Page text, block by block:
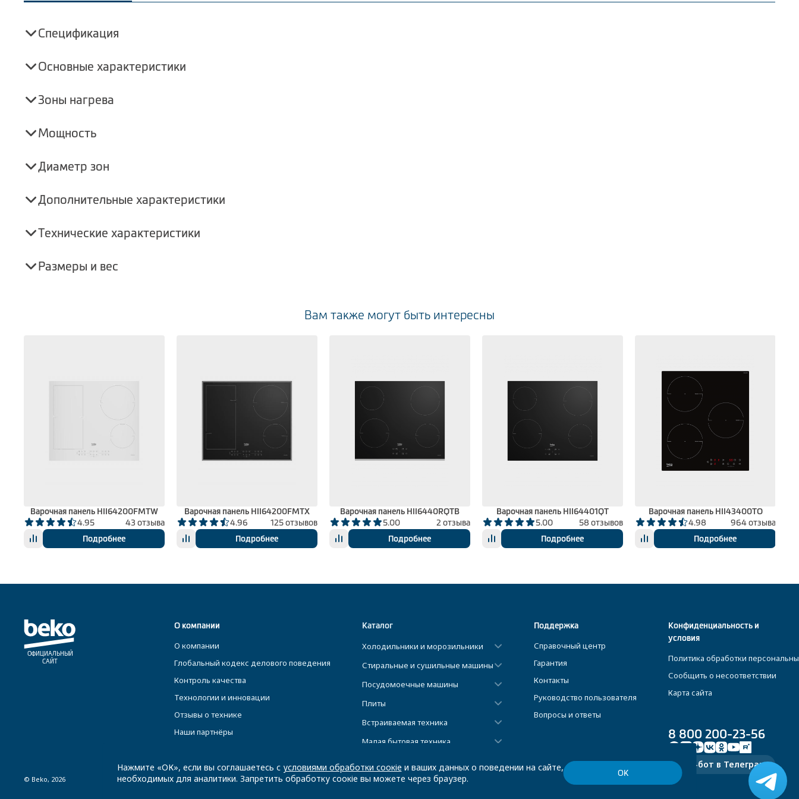
Спецификация
Основные характеристики
Зоны нагрева
Мощность
Диаметр зон
Дополнительные характеристики
Технические характеристики
Размеры и вес
Вам также могут быть интересны
Варочная панель HII64200FMTW
4.95
43 отзыва
Подробнее
Варочная панель HII64200FMTX
4.96
125 отзывов
Подробнее
Варочная панель HII6440RQTB
5.00
2 отзыва
Подробнее
Варочная панель HII64401QT
5.00
58 отзывов
Подробнее
Варочная панель HII43400TO
4.98
964 отзыва
Подробнее
ОФИЦИАЛЬНЫЙ
САЙТ
© Beko, 2026
О компании
О компании
Глобальный кодекс делового поведения
Контроль качества
Технологии и инновации
Отзывы о технике
Наши партнёры
Каталог
Холодильники и морозильники
Стиральные и сушильные машины
Посудомоечные машины
Плиты
Встраиваемая техника
Малая бытовая техника
Поддержка
Справочный центр
Гарантия
Контакты
Руководство пользователя
Вопросы и ответы
Конфиденциальность и
условия
Политика обработки
Сообщить о несоответствии
Карта сайта
8 800 200-23-56
Чат-бот в Телеграм
Нажмите «ОК», если вы соглашаетесь с условиями обработки соокіе и ваших данных о поведении на сайте,
необходимых для аналитики. Запретить обработку соокіе вы можете через браузер.
ОК